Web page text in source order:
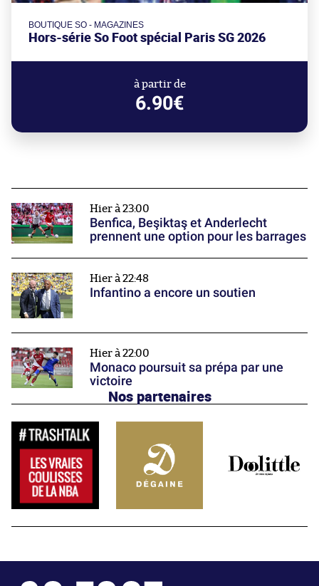
BOUTIQUE SO - MAGAZINES
Hors-série So Foot spécial Paris SG 2026
à partir de
6.90€
Hier à 23:00
Benfica, Beşiktaş et Anderlecht
prennent une option pour les barrages
Hier à 22:48
Infantino a encore un soutien
Hier à 22:00
Monaco poursuit sa prépa par une
victoire
Nos partenaires